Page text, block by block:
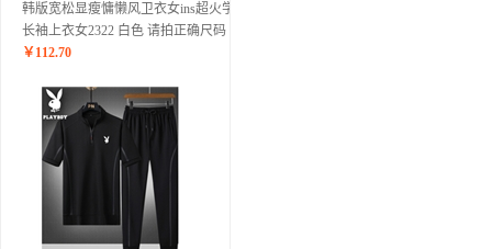
韩版宽松显瘦慵懒风卫衣女ins超火学生
长袖上衣女2322 白色 请拍正确尺码
￥ 112.70